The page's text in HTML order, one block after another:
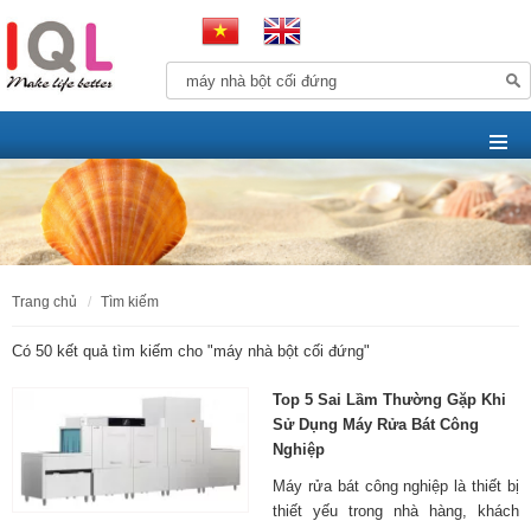
trang chủ tìm kiếm
Có 50 kết quả tìm kiếm cho "máy nhà bột cối đứng"
Top 5 Sai Lầm Thường Gặp Khi
Sử Dụng Máy Rửa Bát Công
Nghiệp
Máy rửa bát công nghiệp là thiết bị
thiết yếu trong nhà hàng, khách